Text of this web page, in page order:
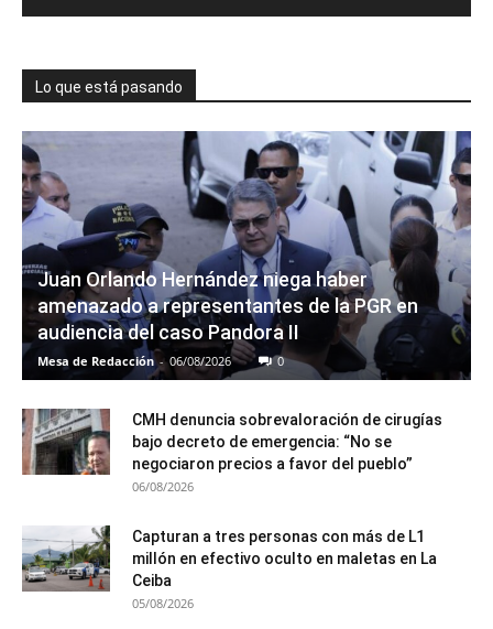
Lo que está pasando
Juan Orlando Hernández niega haber
amenazado a representantes de la PGR en
audiencia del caso Pandora II
Mesa de Redacción - 06/08/2026 0
CMH denuncia sobrevaloración de cirugías
bajo decreto de emergencia: “No se
negociaron precios a favor del pueblo”
06/08/2026
Capturan a tres personas con más de L1
millón en efectivo oculto en maletas en La
Ceiba
05/08/2026